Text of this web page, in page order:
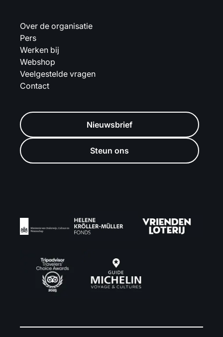
Over de organisatie
Pers
Werken bij
Webshop
Veelgestelde vragen
Contact
Nieuwsbrief
Steun ons